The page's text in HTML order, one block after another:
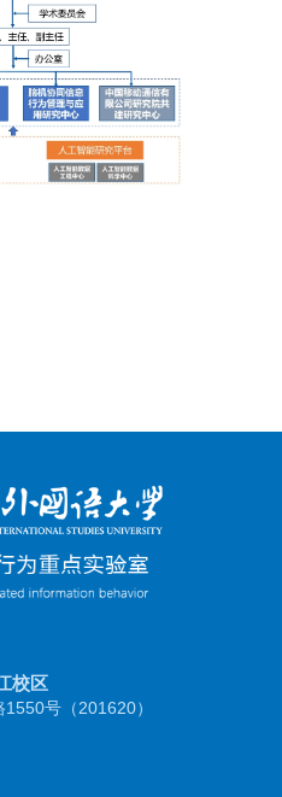
校区
号（201620）